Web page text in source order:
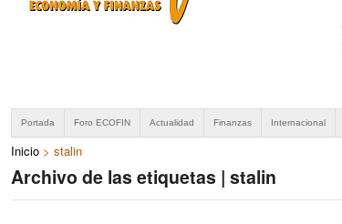
Portada Foro ECOFIN Actualidad Finanzas Internacional
Inicio > stalin
Archivo de las etiquetas | stalin